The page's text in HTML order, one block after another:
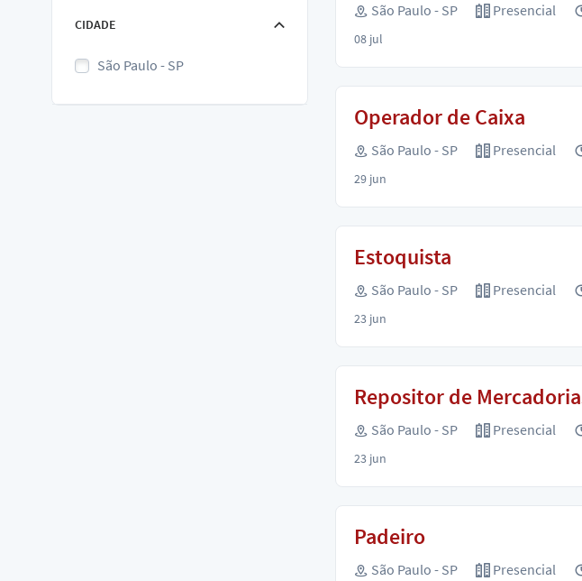
CIDADE
São Paulo - SP
São Paulo - SP Presencial
08 jul
Operador de Caixa
São Paulo - SP Presencial
29 jun
Estoquista
São Paulo - SP Presencial
23 jun
Repositor de
São Paulo - SP Presencial
23 jun
Padeiro
São Paulo - SP Presencial